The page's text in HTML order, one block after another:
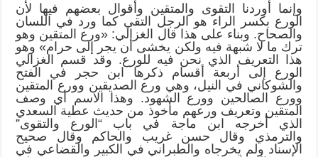
وإنما أوردنا التقوى والمتقين وأقوال بعضهم فيها لأن
الورع بكسر الراء هو الرجل التقي كما ورد في اللسان
والصحاح. وبناء على هذا قال الغزالي: «ورع المتقين وهو
ترك ما لا شبهة فيه ولكن يخشى أن يجر إلى حرام» وهو
هذا التعريف الذي نحن فيه للورع. وقد قسم الغزالي
الورع إلى أربعة أقسام ذكرها ابن حجر في الفتح
والشوكاني في النيل، وهي ورع الصديقين وورع المتقين
وورع الصالحين وورع الشهود. وهذا الاسم أي وصف
المتقين وتعريف ورعهم مأخوذ من حديث عطية السعدي
الذي أخرجه ابن ماجة في باب “الورع والتقوى”
والترمذي وقال حسن غريب والحاكم وقال صحيح
الإسناد ولم يخرجاه والطبراني في الكبير والقضاعي في